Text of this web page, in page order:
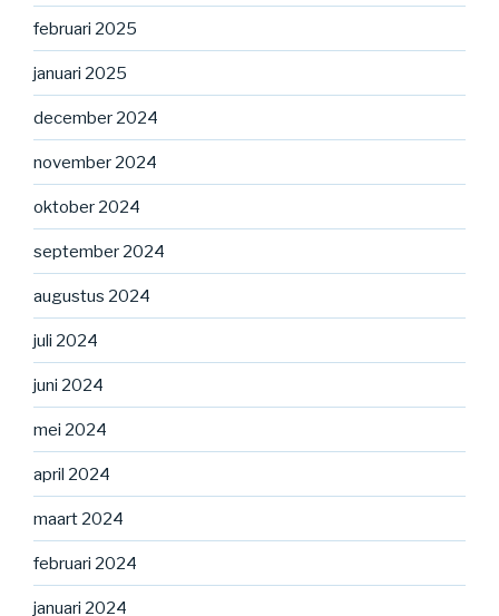
februari 2025
januari 2025
december 2024
november 2024
oktober 2024
september 2024
augustus 2024
juli 2024
juni 2024
mei 2024
april 2024
maart 2024
februari 2024
januari 2024